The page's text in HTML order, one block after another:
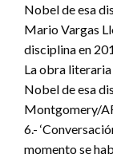
Nobel de esa
Mario Vargas
disciplina en
La obra
Nobel de esa
Montgomery/
6.-
momento se